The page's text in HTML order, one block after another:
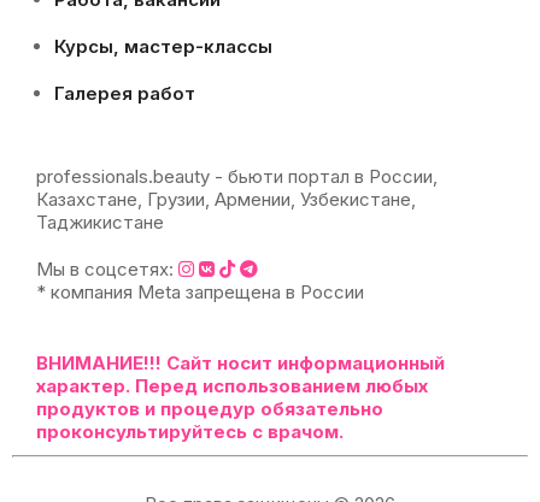
Курсы, мастер-классы
Галерея работ
professionals.beauty - бьюти портал в России,
Казахстане, Грузии, Армении, Узбекистане,
Таджикистане
Мы в соцсетях:
* компания Meta запрещена в России
ВНИМАНИЕ!!! Сайт носит информационный
характер. Перед использованием любых
продуктов и процедур обязательно
проконсультируйтесь с врачом.